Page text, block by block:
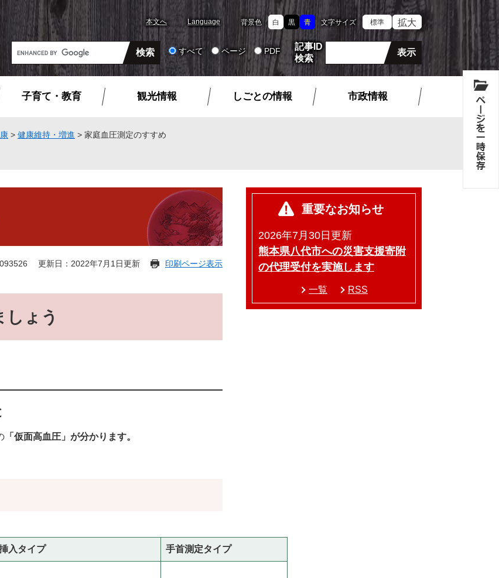
本文へ Language 背景色 白 黒 青 文字サイズ 標準 拡大
G
o
o
カ
検
すべて ページ PDF
記事ID
検索
子育て・教育 観光情報 しごとの情報 市政情報
> 健康維持・増進 > 家庭血圧測定のすすめ
更新日：2022年7月1日更新 印刷ページ表示
しょう
「仮面高血圧」が分かります。
挿入タイプ 手首測定タイプ
重要なお知らせ
2026年7月30日更新
熊本県八代市への災害支援寄附
の代理受付を実施します
一覧 RSS